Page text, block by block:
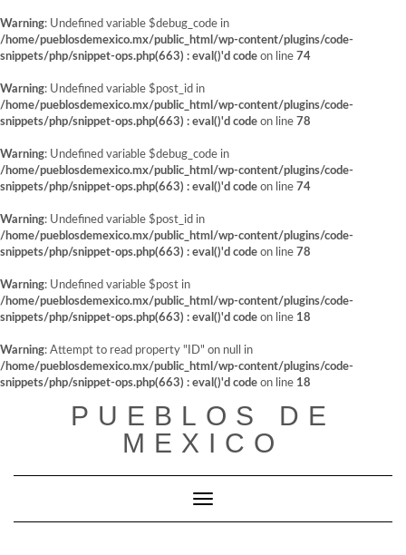
Warning: Undefined variable $debug_code in
/home/pueblosdemexico.mx/public_html/wp-content/plugins/code-
snippets/php/snippet-ops.php(663) : eval()'d code on line 74
Warning: Undefined variable $post_id in
/home/pueblosdemexico.mx/public_html/wp-content/plugins/code-
snippets/php/snippet-ops.php(663) : eval()'d code on line 78
Warning: Undefined variable $debug_code in
/home/pueblosdemexico.mx/public_html/wp-content/plugins/code-
snippets/php/snippet-ops.php(663) : eval()'d code on line 74
Warning: Undefined variable $post_id in
/home/pueblosdemexico.mx/public_html/wp-content/plugins/code-
snippets/php/snippet-ops.php(663) : eval()'d code on line 78
Warning: Undefined variable $post in
/home/pueblosdemexico.mx/public_html/wp-content/plugins/code-
snippets/php/snippet-ops.php(663) : eval()'d code on line 18
Warning: Attempt to read property "ID" on null in
/home/pueblosdemexico.mx/public_html/wp-content/plugins/code-
snippets/php/snippet-ops.php(663) : eval()'d code on line 18
PUEBLOS DE
MEXICO
Cambiar modo de navegación